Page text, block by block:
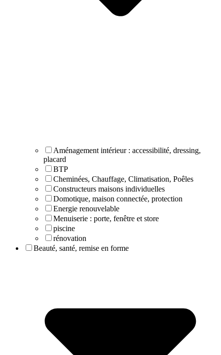
Aménagement intérieur : accessibilité, dressing,
placard
BTP
Cheminées, Chauffage, Climatisation, Poêles
Constructeurs maisons individuelles
Domotique, maison connectée, protection
Energie renouvelable
Menuiserie : porte, fenêtre et store
piscine
rénovation
Beauté, santé, remise en forme